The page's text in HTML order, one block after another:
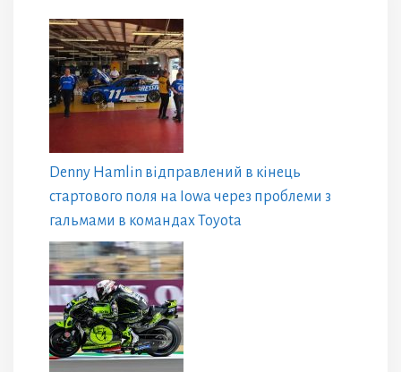
Denny Hamlin відправлений в кінець
стартового поля на Iowa через проблеми з
гальмами в командах Toyota